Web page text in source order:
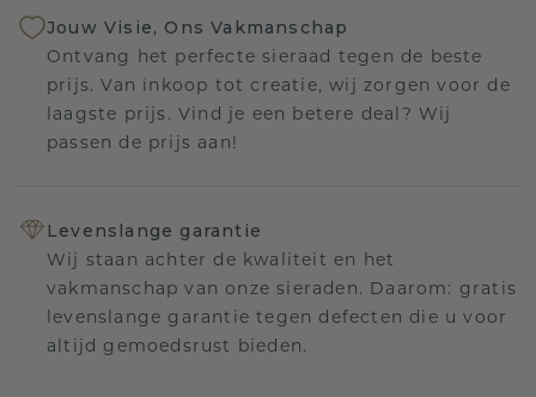
Jouw Visie, Ons Vakmanschap
Ontvang het perfecte sieraad tegen de beste
prijs. Van inkoop tot creatie, wij zorgen voor de
laagste prijs. Vind je een betere deal? Wij
passen de prijs aan!
Levenslange garantie
Wij staan achter de kwaliteit en het
vakmanschap van onze sieraden. Daarom: gratis
levenslange garantie tegen defecten die u voor
altijd gemoedsrust bieden.